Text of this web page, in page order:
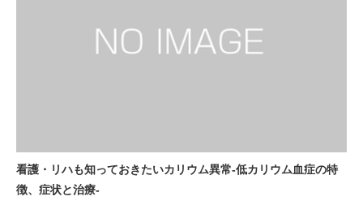
看護・リハも知っておきたいカリウム異常-低カリウム血症の特
徴、症状と治療-